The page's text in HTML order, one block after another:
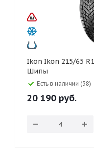
Ikon Ikon 215/65 R17 Autograph Ice 10 SUV 103T
Шипы
Есть в наличии (38)
20 190 руб.